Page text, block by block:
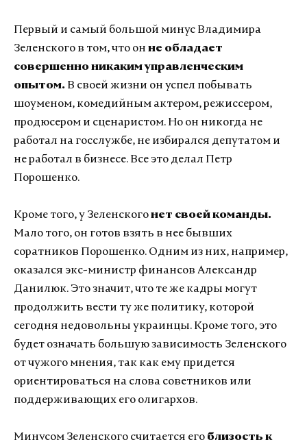
Первый и самый большой минус Владимира
Зеленского в том, что он не обладает
совершенно никаким управленческим
опытом. В своей жизни он успел побывать
шоуменом, комедийным актером, режиссером,
продюсером и сценаристом. Но он никогда не
работал на госслужбе, не избирался депутатом и
не работал в бизнесе. Все это делал Петр
Порошенко.
Кроме того, у Зеленскогонет своей команды.
Мало того, он готов взять в нее бывших
соратников Порошенко. Одним из них, например,
оказался экс-министр финансов Александр
Данилюк. Это значит, что те же кадры могут
продолжить вести ту же политику, которой
сегодня недовольны украинцы. Кроме того, это
будет означать большую зависимость Зеленского
от чужого мнения, так как ему придется
ориентироваться на слова советников или
поддерживающих его олигархов.
Минусом Зеленского считается его близость к